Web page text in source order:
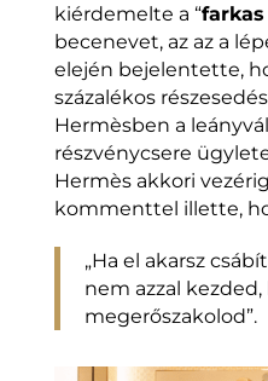
kiérdemelte a “
becenevet, az az a
elején bejelentette,
százalékos
Hermèsben a
részvénycsere
Hermès akkori
kommenttel illette,
„Ha el akarsz
nem azzal
megerőszakolod”.